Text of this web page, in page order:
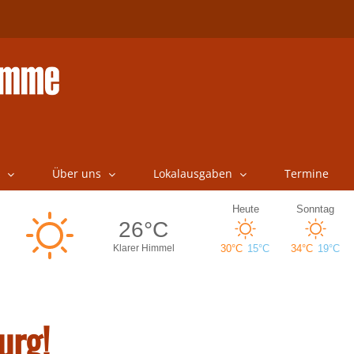
Über uns Lokalausgaben Termine